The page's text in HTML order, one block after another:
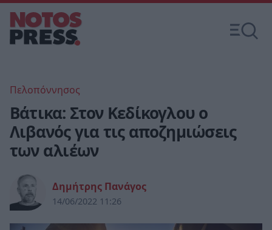
Πελοπόννησος
Βάτικα: Στον Κεδίκογλου ο
Λιβανός για τις αποζημιώσεις
των αλιέων
Δημήτρης Πανάγος
14/06/2022 11:26